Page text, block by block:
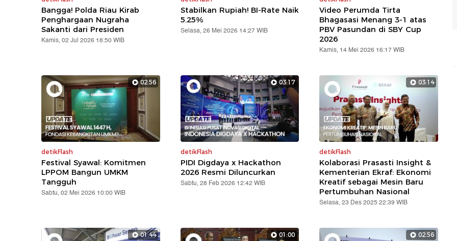
Bangga! Polda Riau Kirab
Penghargaan Nugraha
Sakanti dari Presiden
Kamis, 02 Jul 2026 18:50 WIB
Stabilkan Rupiah! BI-Rate Naik
5.25%
Selasa, 26 Mei 2026 14:27 WIB
Video Perumda Tirta
Bhagasasi Menang 3-1 atas
PBV Pasundan di SBY Cup
2026
Kamis, 14 Mei 2026 16:17 WIB
02:56
detikFlash
Festival Syawal: Komitmen
LPPOM Bangun UMKM
Tangguh
Sabtu, 02 Mei 2026 10:00 WIB
03:17
detikFlash
PIDI Digdaya x Hackathon
2026 Resmi Diluncurkan
Sabtu, 28 Feb 2026 12:42 WIB
03:14
detikFlash
Kolaborasi Prasasti Insight &
Kementerian Ekraf: Ekonomi
Kreatif sebagai Mesin Baru
Pertumbuhan Nasional
Selasa, 23 Des 2025 22:39 WIB
01:44 01:00 02:56